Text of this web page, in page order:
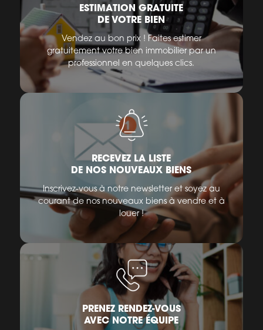
ESTIMATION GRATUITE
DE VOTRE BIEN
Vendez au bon prix ! Faites estimer
gratuitement votre bien immobilier par un
professionnel en quelques clics.
RECEVEZ LA LISTE
DE NOS NOUVEAUX BIENS
Inscrivez-vous à notre newsletter et soyez au
courant de nos nouveaux biens à vendre et à
louer !
PRENEZ RENDEZ-VOUS
AVEC NOTRE ÉQUIPE